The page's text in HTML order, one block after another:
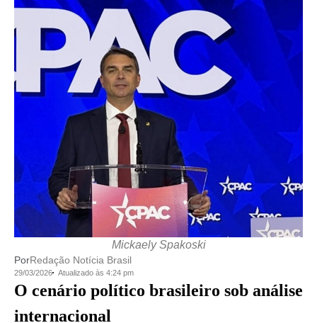
Mickaely Spakoski
PorRedação Notícia Brasil
29/03/2026 Atualizado às 4:24 pm
O cenário político brasileiro sob análise
internacional